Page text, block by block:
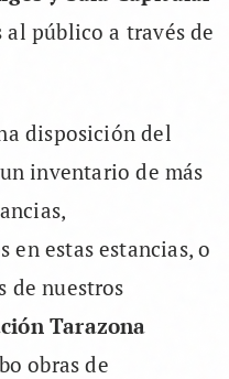
público a través de
disposición del
inventario de más
estas estancias, o
de nuestros
Tarazona
obras de